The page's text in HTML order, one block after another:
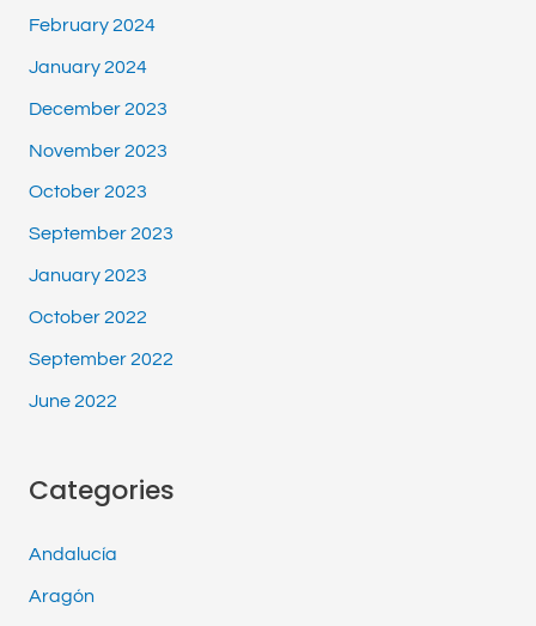
February 2024
January 2024
December 2023
November 2023
October 2023
September 2023
January 2023
October 2022
September 2022
June 2022
Categories
Andalucía
Aragón